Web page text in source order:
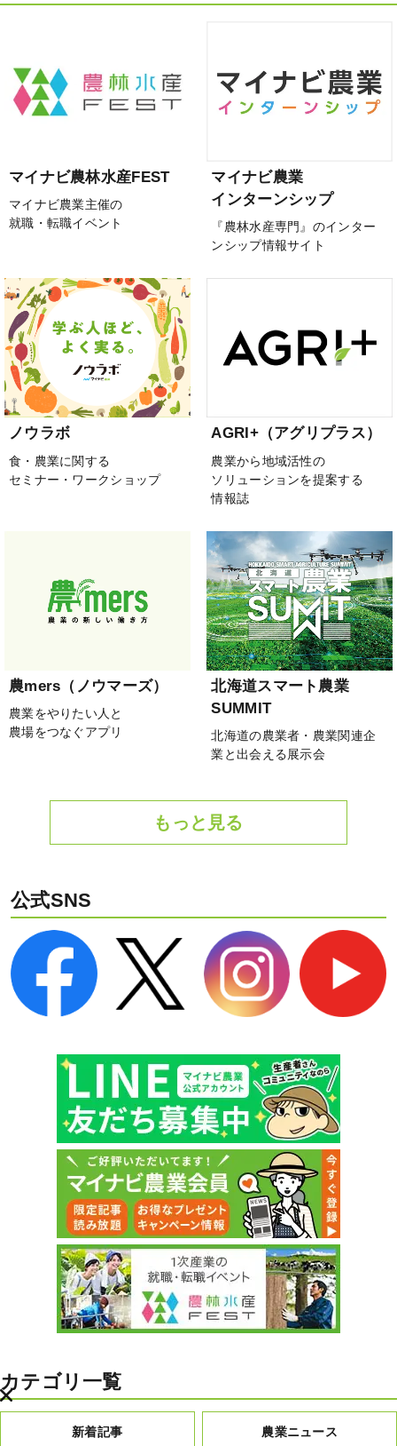
マイナビ農林水産FEST
マイナビ農業主催の
就職・転職イベント
マイナビ農業
インターンシップ
『農林水産専門』のインター
ンシップ情報サイト
ノウラボ
食・農業に関する
セミナー・ワークショップ
AGRI+（アグリプラス）
農業から地域活性の
ソリューションを提案する
情報誌
農mers（ノウマーズ）
農業をやりたい人と
農場をつなぐアプリ
北海道スマート農業
SUMMIT
北海道の農業者・農業関連企
業と出会える展示会
もっと見る
公式SNS
カテゴリ一覧
新着記事 農業ニュース